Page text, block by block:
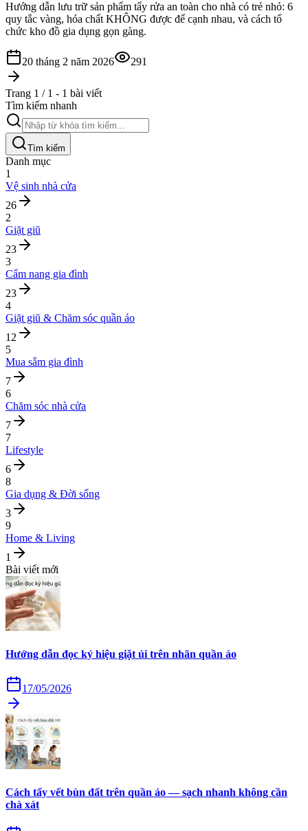
Hướng dẫn lưu trữ sản phẩm tẩy rửa an toàn cho nhà có trẻ nhỏ: 6
quy tắc vàng, hóa chất KHÔNG được để cạnh nhau, và cách tổ
chức kho đồ gia dụng gọn gàng.
20 tháng 2 năm 2026 291
Trang 1 / 1 - 1 bài viết
Tìm kiếm nhanh
Tìm kiếm
Danh mục
1
Vệ sinh nhà cửa
26
2
Giặt giũ
23
3
Cẩm nang gia đình
23
4
Giặt giũ & Chăm sóc quần áo
12
5
Mua sắm gia đình
7
6
Chăm sóc nhà cửa
7
7
Lifestyle
6
8
Gia dụng & Đời sống
3
9
Home & Living
1
Bài viết mới
Hướng dẫn đọc ký hiệu giặt ủi trên nhãn quần áo
17/05/2026
Cách tẩy vết bùn đất trên quần áo — sạch nhanh không cần
chà xát